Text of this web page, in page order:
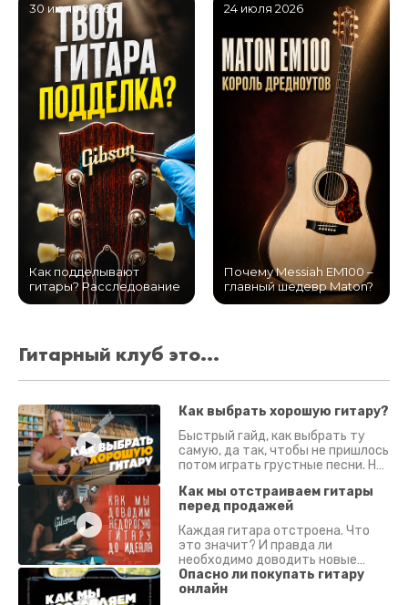
30 июля 2026
Как подделывают
гитары? Расследование
24 июля 2026
Почему Messiah EM100 –
главный шедевр Maton?
Гитарный клуб это...
Как выбрать хорошую гитару?
Быстрый гайд, как выбрать ту
самую, да так, чтобы не пришлось
потом играть грустные песни. На
Как мы отстраиваем гитары
перед продажей
Каждая гитара отстроена. Что
это значит? И правда ли
необходимо доводить новые
гитары? Если кратко - да.
Подробно - в видео :)
Опасно ли покупать гитару
онлайн